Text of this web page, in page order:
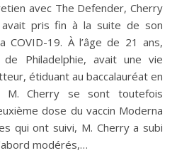
avec The Defender, Cherry
pris fin à la suite de son
COVID-19. À l’âge de 21 ans,
Philadelphie, avait une vie
étiduant au baccalauréat en
M. Cherry se sont toutefois
dose du vaccin Moderna
qui ont suivi, M. Cherry a subi
modérés,…